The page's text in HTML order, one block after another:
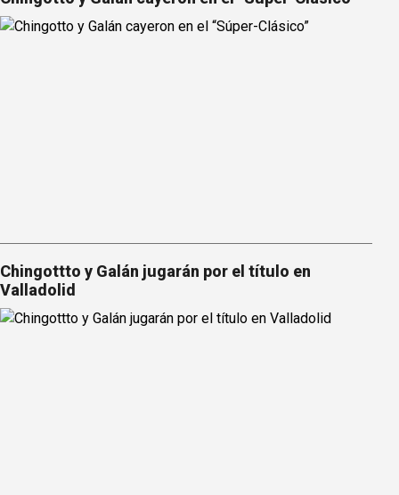
Chingottto y Galán jugarán por el título en
Valladolid